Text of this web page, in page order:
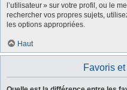
l’utilisateur » sur votre profil, ou le
rechercher vos propres sujets,
les options appropriées.
Haut
Favoris